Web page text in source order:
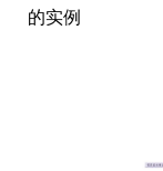
的实例